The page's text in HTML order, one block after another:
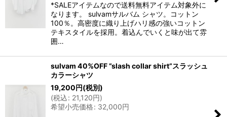
*SALEアイテムなので送料無料アイテム対象外に
なります。 sulvamサルバム シャツ。コットン
100％。高密度に織り上げハリ感の強いコットン
テキスタイルを採用。着込んでいくと味が出て雰
囲…
sulvam 40%OFF ”slash collar shirt”スラッシュ
カラーシャツ
19,200円(税別)
(税込: 21,120円)
希望小売価格: 32,000円